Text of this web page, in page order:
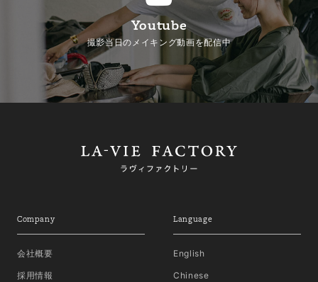
Youtube
撮影当日のメイキング動画を配信中
Company
会社概要
採用情報
Language
English
Chinese